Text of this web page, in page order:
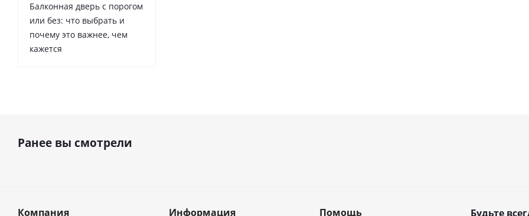
Балконная дверь с порогом
или без: что выбрать и
почему это важнее, чем
кажется
Ранее вы смотрели
Компания Информация Помощь Будьте